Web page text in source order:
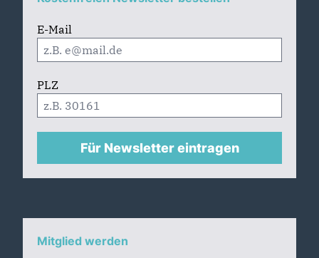
E-Mail
PLZ
Für Newsletter eintragen
Mitglied werden